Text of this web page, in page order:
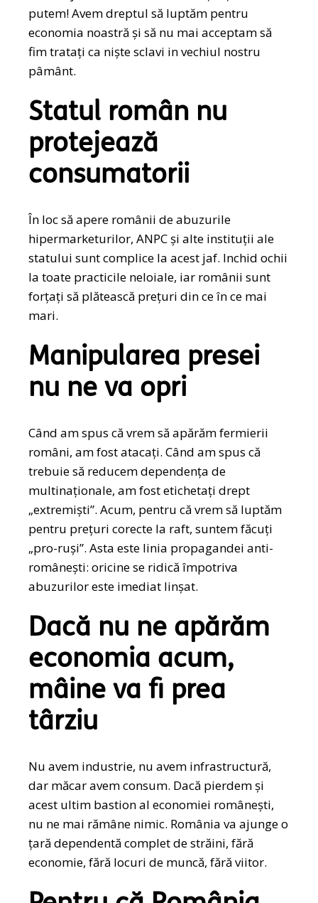
putem! Avem dreptul să luptăm pentru
economia noastră și să nu mai acceptam să
fim tratați ca niște sclavi in vechiul nostru
pâmânt.
Statul român nu
protejează
consumatorii
În loc să apere românii de abuzurile
hipermarketurilor, ANPC și alte instituții ale
statului sunt complice la acest jaf. Inchid ochii
la toate practicile neloiale, iar românii sunt
forțați să plătească prețuri din ce în ce mai
mari.
Manipularea presei
nu ne va opri
Când am spus că vrem să apărăm fermierii
români, am fost atacați. Când am spus că
trebuie să reducem dependența de
multinaționale, am fost etichetați drept
„extremiști”. Acum, pentru că vrem să luptăm
pentru prețuri corecte la raft, suntem făcuți
„pro-ruși”. Asta este linia propagandei anti-
românești: oricine se ridică împotriva
abuzurilor este imediat linșat.
Dacă nu ne apărăm
economia acum,
mâine va fi prea
târziu
Nu avem industrie, nu avem infrastructură,
dar măcar avem consum. Dacă pierdem și
acest ultim bastion al economiei românești,
nu ne mai rămâne nimic. România va ajunge o
țară dependentă complet de străini, fără
economie, fără locuri de muncă, fără viitor.